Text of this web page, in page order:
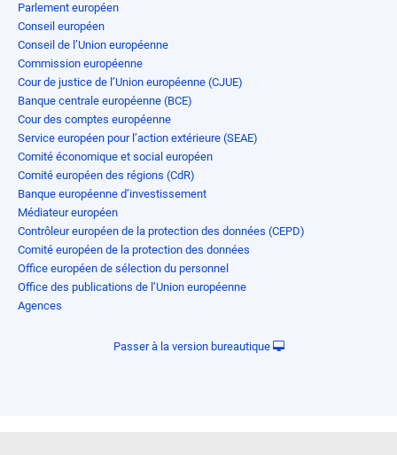
Parlement européen
Conseil européen
Conseil de l’Union européenne
Commission européenne
Cour de justice de l’Union européenne (CJUE)
Banque centrale européenne (BCE)
Cour des comptes européenne
Service européen pour l’action extérieure (SEAE)
Comité économique et social européen
Comité européen des régions (CdR)
Banque européenne d’investissement
Médiateur européen
Contrôleur européen de la protection des données (CEPD)
Comité européen de la protection des données
Office européen de sélection du personnel
Office des publications de l’Union européenne
Agences
Passer à la version bureautique